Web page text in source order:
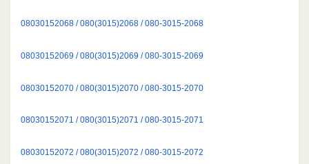
08030152068 / 080(3015)2068 / 080-3015-2068
08030152069 / 080(3015)2069 / 080-3015-2069
08030152070 / 080(3015)2070 / 080-3015-2070
08030152071 / 080(3015)2071 / 080-3015-2071
08030152072 / 080(3015)2072 / 080-3015-2072